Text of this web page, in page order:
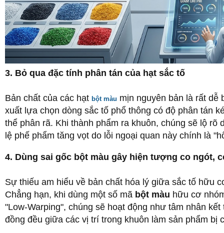
3. Bỏ qua đặc tính phân tán của hạt sắc tố
Bản chất của các hạt bột màu mịn nguyên bản là rất dễ
xuất lựa chọn dòng sắc tố phổ thông có độ phân tán
thể phân rã. Khi thành phẩm ra khuôn, chúng sẽ lộ
lệ phế phẩm tăng vọt do lỗi ngoại quan này chính là
4. Dùng sai gốc bột màu gây hiện tượng co ngót,
Sự thiếu am hiểu về bản chất hóa lý giữa sắc tố hữu
Chẳng hạn, khi dùng một số mã bột màu hữu cơ
"Low-Warping", chúng sẽ hoạt động như tâm nhân
đồng đều giữa các vị trí trong khuôn làm sản phẩm bị